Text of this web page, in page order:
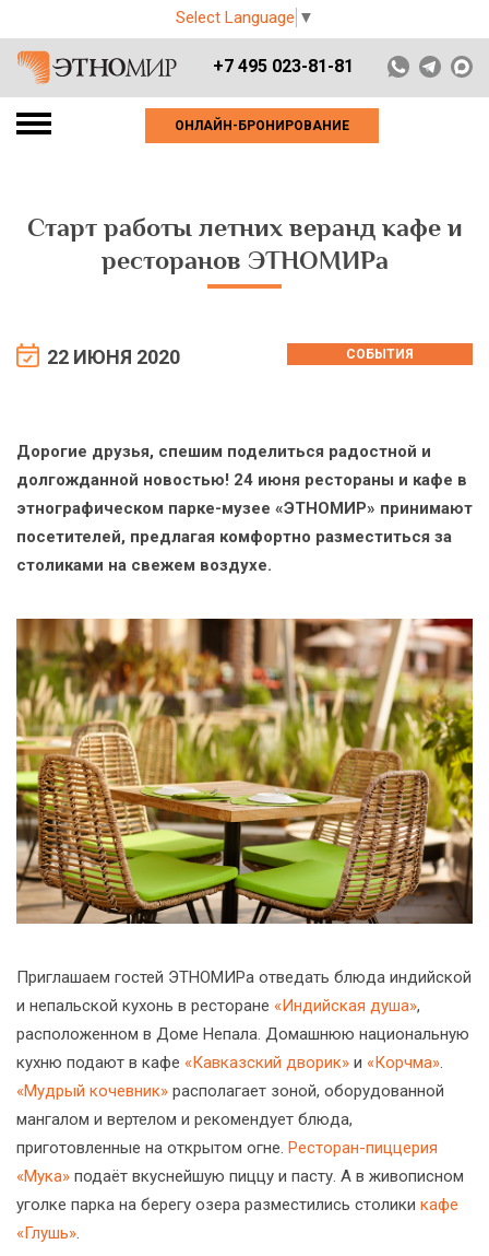
Select Language ▼
+7 495 023-81-81
ОНЛАЙН-БРОНИРОВАНИЕ
Старт работы летних веранд кафе и
ресторанов ЭТНОМИРа
22 ИЮНЯ 2020 СОБЫТИЯ
Дорогие друзья, спешим поделиться радостной и
долгожданной новостью! 24 июня рестораны и кафе в
этнографическом парке-музее «ЭТНОМИР» принимают
посетителей, предлагая комфортно разместиться за
столиками на свежем воздухе.
Приглашаем гостей ЭТНОМИРа отведать блюда индийской
и непальской кухонь в ресторане «Индийская душа»,
расположенном в Доме Непала. Домашнюю национальную
кухню подают в кафе «Кавказский дворик» и «Корчма».
«Мудрый кочевник» располагает зоной, оборудованной
мангалом и вертелом и рекомендует блюда,
приготовленные на открытом огне. Ресторан-пиццерия
«Мука» подаёт вкуснейшую пиццу и пасту. А в живописном
уголке парка на берегу озера разместились столики кафе
«Глушь».